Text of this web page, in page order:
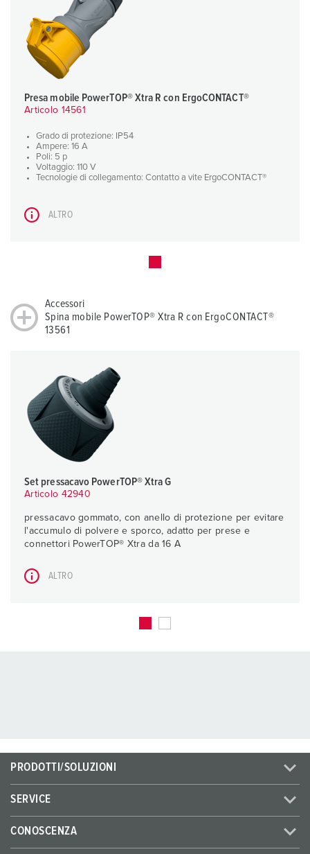
Presa mobile PowerTOP® Xtra R con ErgoCONTACT®
Articolo 14561
Grado di protezione: IP54
Ampere: 16 A
Poli: 5 p
Voltaggio: 110 V
Tecnologie di collegamento: Contatto a vite ErgoCONTACT®
ALTRO
Accessori
Spina mobile PowerTOP® Xtra R con ErgoCONTACT®
13561
Set pressacavo PowerTOP® Xtra G
Articolo 42940
pressacavo gommato, con anello di protezione per evitare
l'accumulo di polvere e sporco, adatto per prese e
connettori PowerTOP® Xtra da 16 A
ALTRO
PRODOTTI/SOLUZIONI
SERVICE
CONOSCENZA